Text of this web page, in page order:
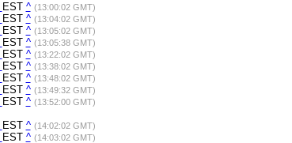
EST ^ (13:00:02 GMT)
EST ^ (13:04:02 GMT)
EST ^ (13:05:02 GMT)
EST ^ (13:05:38 GMT)
EST ^ (13:22:02 GMT)
EST ^ (13:38:02 GMT)
EST ^ (13:48:02 GMT)
EST ^ (13:49:32 GMT)
EST ^ (13:52:00 GMT)
EST ^ (14:02:02 GMT)
EST ^ (14:03:02 GMT)